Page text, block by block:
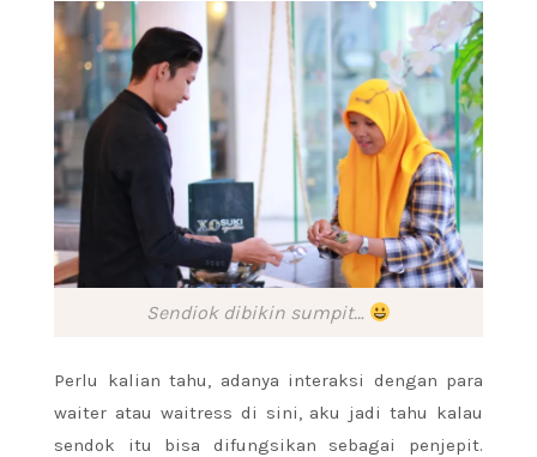
Sendiok dibikin sumpit…
Perlu kalian tahu, adanya interaksi dengan para
waiter atau waitress di sini, aku jadi tahu kalau
sendok itu bisa difungsikan sebagai penjepit.